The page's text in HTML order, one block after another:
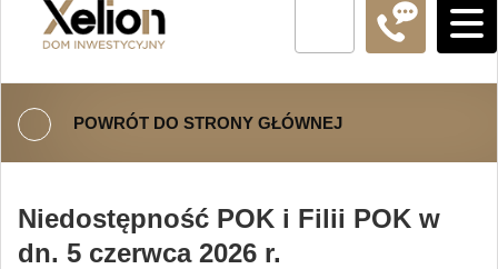
POWRÓT DO STRONY GŁÓWNEJ
Niedostępność POK i Filii POK w
dn. 5 czerwca 2026 r.